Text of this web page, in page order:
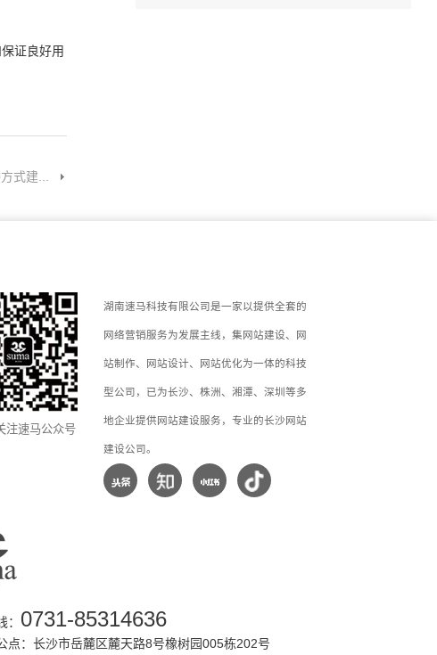
证良好用
式建...
注速马公众号
湖南速马科技有限公司是一家以提供全套的
网络营销服务为发展主线，集网站建设、网
站制作、网站设计、网站优化为一体的科技
型公司，已为长沙、株洲、湘潭、深圳等多
地企业提供网站建设服务，专业的长沙网站
建设公司。
： 0731-85314636
点：长沙市岳麓区麓天路8号橡树园005栋202号